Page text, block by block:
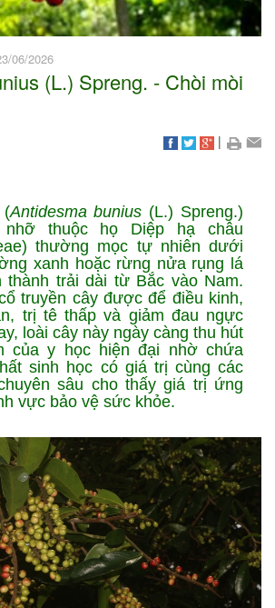
06/2026
(L.) Spreng. - Chòi mòi
|
(Antidesma bunius (L.) Spreng.)
thuộc họ Diệp hạ châu
thường mọc tự nhiên dưới
xanh hoặc rừng nửa rụng lá
thành trải dài từ Bắc vào Nam.
truyền cây được để điều kinh,
trị tê thấp và giảm đau ngực
loài cây này ngày càng thu hút
của y học hiện đại nhờ chứa
sinh học có giá trị cùng các
sâu cho thấy giá trị ứng
vực bảo vệ sức khỏe.